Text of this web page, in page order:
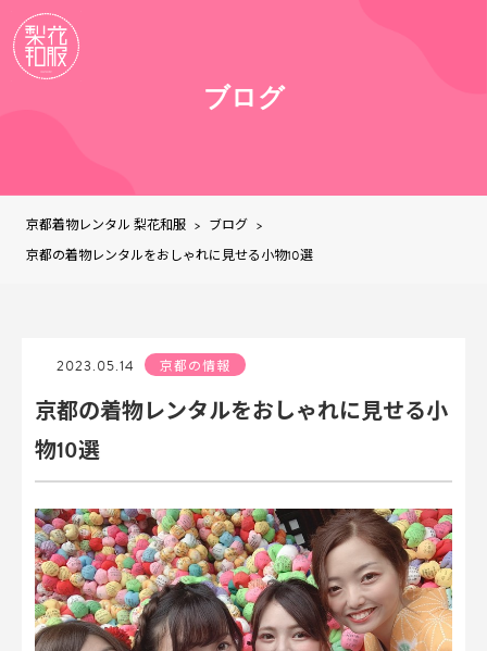
ブログ
京都着物レンタル 梨花和服 > ブログ >
京都の着物レンタルをおしゃれに見せる小物10選
2023.05.14 京都の情報
京都の着物レンタルをおしゃれに見せる小
物10選